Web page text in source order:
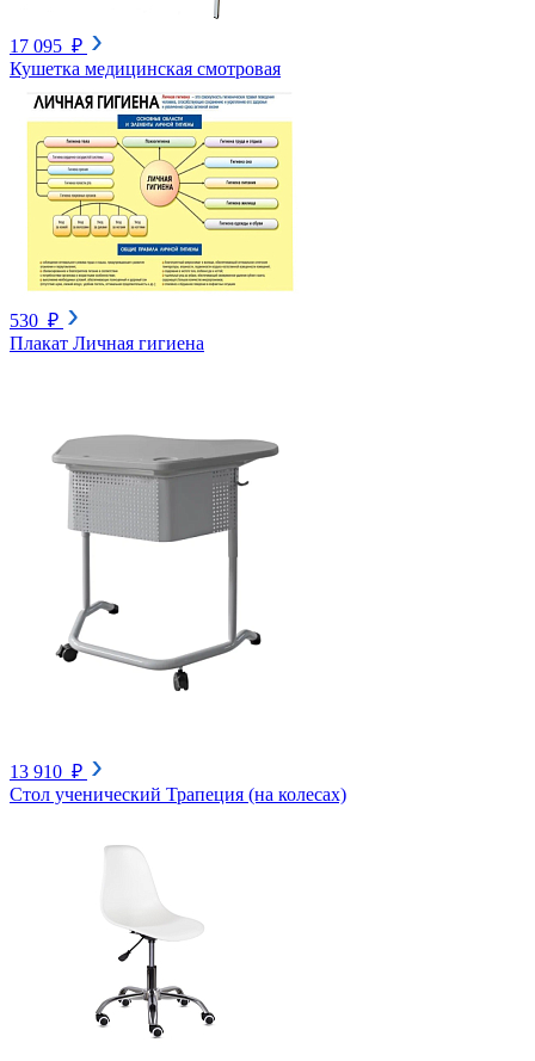
17 095 ₽
Кушетка медицинская смотровая
530 ₽
Плакат Личная гигиена
13 910 ₽
Стол ученический Трапеция (на колесах)